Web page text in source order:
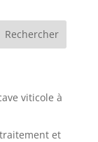
viticole à
et